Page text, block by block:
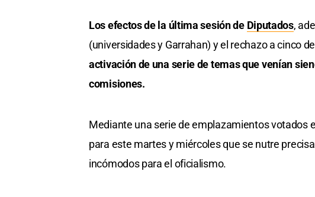
Los efectos de la última sesión de Diputados,
(universidades y Garrahan) y el rechazo a cinco
activación de una serie de temas que venían
comisiones.
Mediante una serie de emplazamientos votados
para este martes y miércoles que se nutre
incómodos para el oficialismo.